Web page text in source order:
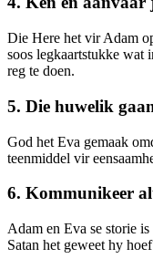
Die Here het vir Adam
soos legkaartstukke wat
reg te doen.
5. Die huwelik
God het Eva gemaak
teenmiddel vir
6. Kommunikeer
Adam en Eva se storie
Satan het geweet hy